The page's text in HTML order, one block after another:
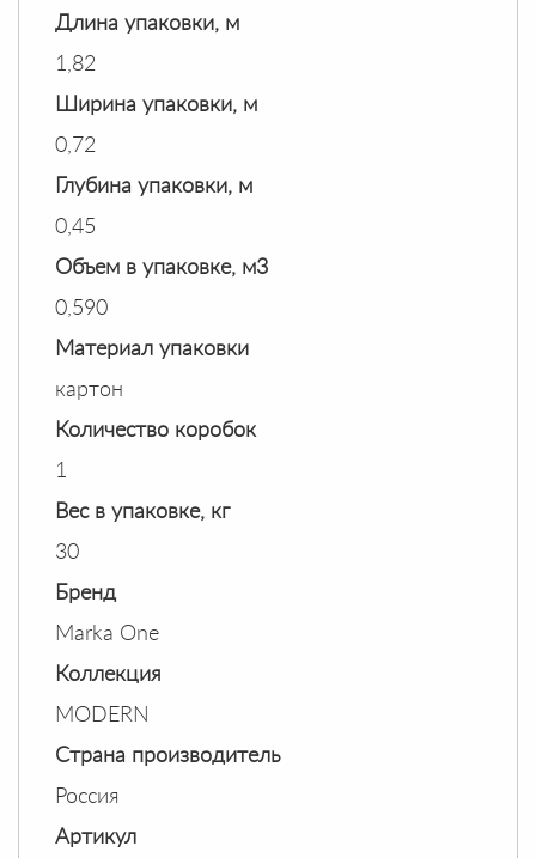
Длина упаковки, м
1,82
Ширина упаковки, м
0,72
Глубина упаковки, м
0,45
Объем в упаковке, м3
0,590
Материал упаковки
картон
Количество коробок
1
Вес в упаковке, кг
30
Бренд
Marka One
Коллекция
MODERN
Страна производитель
Россия
Артикул